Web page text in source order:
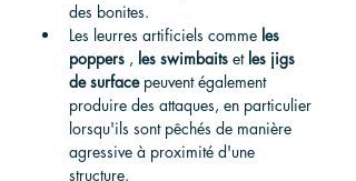
des bonites.
Les leurres artificiels comme les
poppers , les swimbaits et les jigs
de surface peuvent également
produire des attaques, en particulier
lorsqu'ils sont pêchés de manière
agressive à proximité d'une
structure.